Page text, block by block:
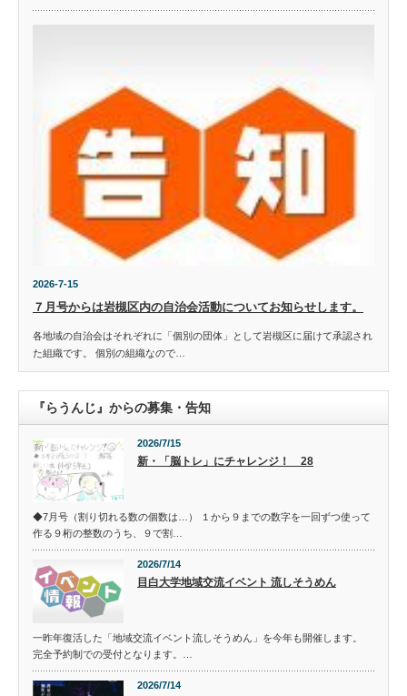
2026-7-15
７月号からは岩槻区内の自治会活動についてお知らせします。
各地域の自治会はそれぞれに「個別の団体」として岩槻区に届けて承認され
た組織です。 個別の組織なので…
『らうんじ』からの募集・告知
2026/7/15
新・「脳トレ」にチャレンジ！ 28
◆7月号（割り切れる数の個数は…） １から９までの数字を一回ずつ使って
作る９桁の整数のうち、９で割…
2026/7/14
目白大学地域交流イベント 流しそうめん
一昨年復活した「地域交流イベント流しそうめん」を今年も開催します。
完全予約制での受付となります。…
2026/7/14